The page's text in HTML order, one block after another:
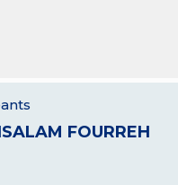
FOURREH